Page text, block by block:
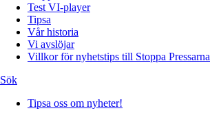
Test VI-player
Tipsa
Vår historia
Vi avslöjar
Villkor för nyhetstips till Stoppa Pressarna
Sök
Tipsa oss om nyheter!